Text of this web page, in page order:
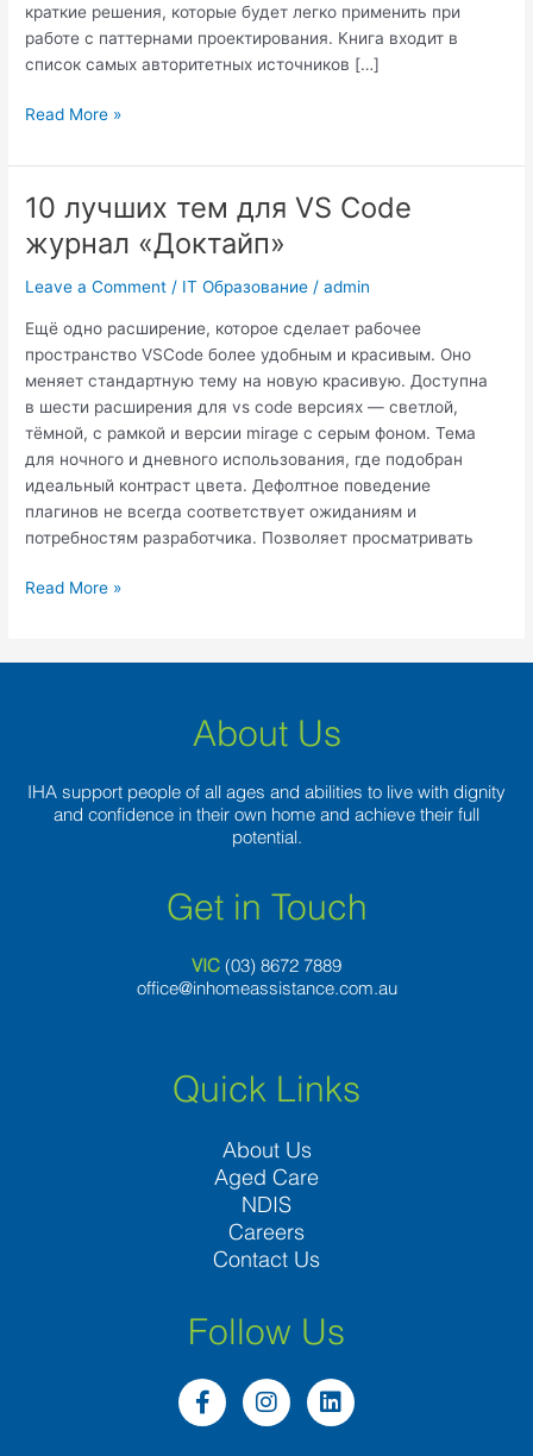
краткие решения, которые будет легко применить при
работе с паттернами проектирования. Книга входит в
список самых авторитетных источников […]
Read More »
10 лучших тем для VS Code
журнал «Доктайп»
Leave a Comment / IT Образование /admin
Ещё одно расширение, которое сделает рабочее
пространство VSCode более удобным и красивым. Оно
меняет стандартную тему на новую красивую. Доступна
в шести расширения для vs code версиях — светлой,
тёмной, с рамкой и версии mirage с серым фоном. Тема
для ночного и дневного использования, где подобран
идеальный контраст цвета. Дефолтное поведение
плагинов не всегда соответствует ожиданиям и
потребностям разработчика. Позволяет просматривать
10
лучших
тем
для
Code
журнал
«Доктайп»
Read More »
About Us
IHA support people of all ages and abilities to live with dignity
and confidence in their own home and achieve their full
potential.
Get in Touch
VIC (03) 8672 7889
office@inhomeassistance.com.au
Quick Links
About Us
Aged Care
NDIS
Careers
Contact Us
Follow Us
F
a
I
n
L
i